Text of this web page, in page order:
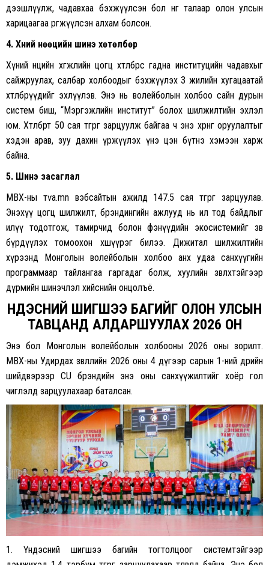
дээшлүүлж, чадавхаа бэхжүүлсэн бол нөгөө талаар олон улсын
харицаагаа өргөжүүлсэн алхам болсон.
4. Хүний нөөцийн шинэ хөтөлбөр
Хүний нөөцийн хөгжлийн цогц хөтөлбөрөөс гадна институцийн чадавхыг
сайжруулах, салбар холбоодыг бэхжүүлэх 3 жилийн хугацаатай
хөтөлбөрүүдийг эхлүүлэв. Энэ нь волейболын холбоо сайн дурын
систем биш, “Мэргэжлийн институт” болох шилжилтийн эхлэл
юм. Хөтөлбөрт 50 сая төгрөг зарцуулж байгаа ч энэ хөрөнгө оруулалтыг
хэдэн арав, зуу дахин үржүүлэх үнэ цэн бүтнэ хэмээн харж
байна.
5. Шинэ засаглал
МВХ-ны тѵa.mn вэбсайтын ажилд 147.5 сая төгрөг зарцуулав.
Энэхүү цогц шилжилт, брэндингийн ажлууд нь ил тод байдлыг
илүү тодотгож, тамирчид болон фэнүүдийн экосистемийг зөв
бүрдүүлэх томоохон хөшүүрэг билээ. Дижитал шилжилтийн
хүрээнд Монголын волейболын холбоо анх удаа санхүүгийн
программаар тайлангаа гаргадаг болж, хуулийн зөвлөхтэйгээр
дүрмийн шинэчлэл хийснийн онцолъё.
ҮНДЭСНИЙ ШИГШЭЭ БАГИЙГ ОЛОН УЛСЫН
ТАВЦАНД АЛДАРШУУЛАХ 2026 ОН
Энэ бол Монголын волейболын холбооны 2026 оны зорилт.
МВХ-ны Удирдах зөвлөлийн 2026 оны 4 дүгээр сарын 1-ний өдрийн
шийдвэрээр CU брэндийн энэ оны санхүүжилтийг хоёр гол
чиглэлд зарцуулахаар баталсан.
1. Үндэсний шигшээ багийн тогтолцоог системтэйгээр